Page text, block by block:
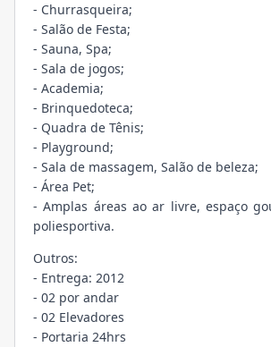
- Churrasqueira;
- Salão de Festa;
- Sauna, Spa;
- Sala de jogos;
- Academia;
- Brinquedoteca;
- Quadra de Tênis;
- Playground;
- Sala de massagem, Salão de beleza;
- Área Pet;
- Amplas áreas ao ar livre, espaço
poliesportiva.
Outros:
- Entrega: 2012
- 02 por andar
- 02 Elevadores
- Portaria 24hrs